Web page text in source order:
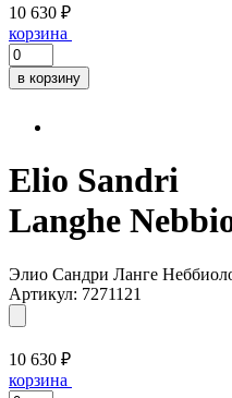
10 630 ₽
корзина
в корзину
Elio Sandri
Langhe
Элио Сандри Ланге
Артикул: 7271121
10 630 ₽
корзина